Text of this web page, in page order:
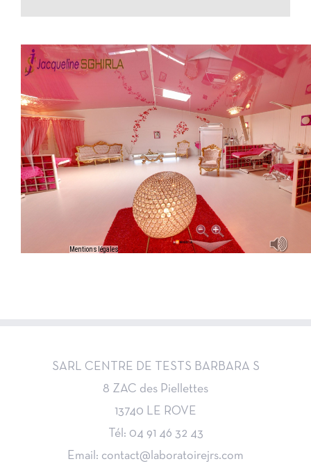
SARL CENTRE DE TESTS BARBARA S
8 ZAC des Piellettes
13740 LE ROVE
Tél: 04 91 46 32 43
Email: contact@laboratoirejrs.com